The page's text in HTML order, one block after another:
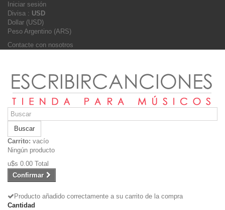
Iniciar sesión
Divisa : USD
Dollar (USD)
Peso Argentino (ARS)
Contacte con nosotros
Buscar
Carrito: vacío
Ningún producto
u$s 0.00 Total
Confirmar
Producto añadido correctamente a su carrito de la compra
Cantidad